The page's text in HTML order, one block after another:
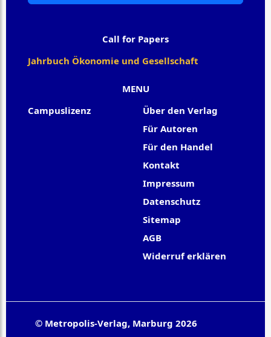
MENU
Campuslizenz
Über den Verlag
Für Autoren
Für den Handel
Kontakt
Impressum
Datenschutz
Sitemap
AGB
Widerruf erklären
Call for Papers
Jahrbuch Ökonomie und Gesellschaft
© Metropolis-Verlag, Marburg 2026